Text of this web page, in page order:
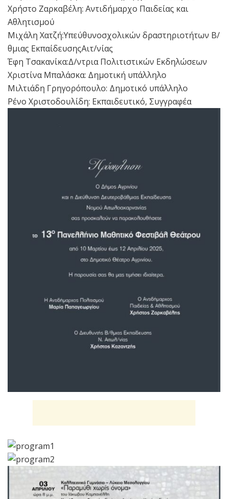
Χρήστο Ζαρκαβέλη: Αντιδήμαρχο Παιδείας και
Αθλητισμού
Μιχάλη Χατζή:Υπεύθυνοσχολικών δραστηριοτήτων Β/
θμιας ΕκπαίδευσηςΑιτ/νίας
Έφη Τσακανίκα:Δ/ντρια Πολιτιστικών Εκδηλώσεων
Χριστίνα Μπαλάσκα: Δημοτική υπάλληλο
Μιλτιάδη Γρηγορόπουλο: Δημοτικό υπάλληλο
Ρένο Χριστοδουλίδη: Εκπαιδευτικό, Συγγραφέα